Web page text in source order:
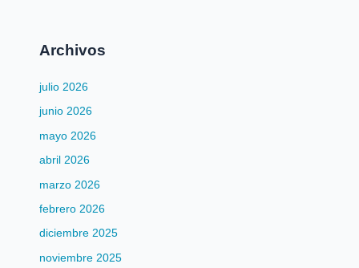
Archivos
julio 2026
junio 2026
mayo 2026
abril 2026
marzo 2026
febrero 2026
diciembre 2025
noviembre 2025